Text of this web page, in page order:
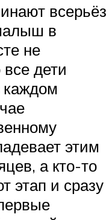
всерьёз
в
не
дети
каждом
этим
а кто-то
этап и сразу